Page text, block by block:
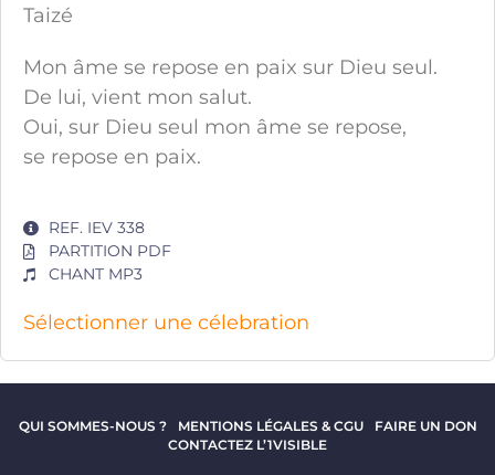
Taizé
Mon âme se repose en paix sur Dieu seul.
De lui, vient mon salut.
Oui, sur Dieu seul mon âme se repose,
se repose en paix.
REF. IEV 338
PARTITION PDF
CHANT MP3
Sélectionner une célebration
QUI SOMMES-NOUS ? MENTIONS LÉGALES & CGU
FAIRE UN DON
CONTACTEZ L’1VISIBLE